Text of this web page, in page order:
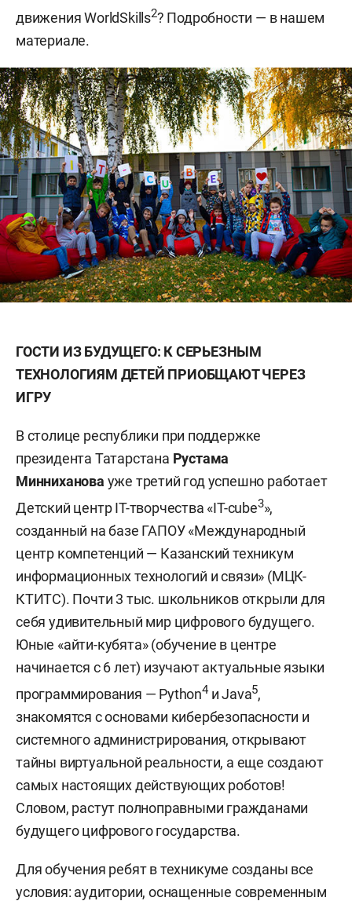
движения WorldSkills2? Подробности — в нашем
материале.
ГОСТИ ИЗ БУДУЩЕГО: К СЕРЬЕЗНЫМ
ТЕХНОЛОГИЯМ ДЕТЕЙ ПРИОБЩАЮТ ЧЕРЕЗ
ИГРУ
В столице республики при поддержке
президента Татарстана Рустама
Минниханова уже третий год успешно работает
Детский центр IT-творчества «IT-cube3»,
созданный на базе ГАПОУ «Международный
центр компетенций — Казанский техникум
информационных технологий и связи» (МЦК-
КТИТС). Почти 3 тыс. школьников открыли для
себя удивительный мир цифрового будущего.
Юные «айти-кубята» (обучение в центре
начинается с 6 лет) изучают актуальные языки
программирования — Python4и Java5,
знакомятся с основами кибербезопасности и
системного администрирования, открывают
тайны виртуальной реальности, а еще создают
самых настоящих действующих роботов!
Словом, растут полноправными гражданами
будущего цифрового государства.
Для обучения ребят в техникуме созданы все
условия: аудитории, оснащенные современным